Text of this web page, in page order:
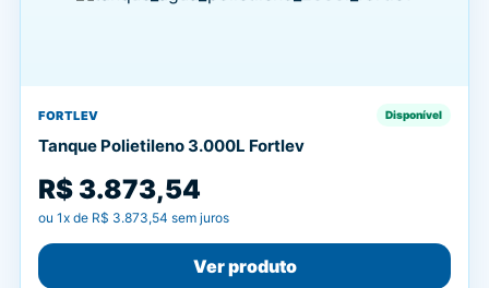
FORTLEV Disponível
Tanque Polietileno 3.000L Fortlev
R$ 3.873,54
ou 1x de R$ 3.873,54 sem juros
Ver produto